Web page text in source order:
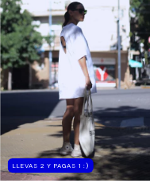
LLEVAS 2 Y PAGAS 1 :)